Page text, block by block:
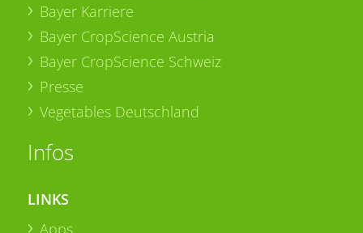
Bayer Karriere
Bayer CropScience Austria
Bayer CropScience Schweiz
Presse
Vegetables Deutschland
Infos
LINKS
Apps